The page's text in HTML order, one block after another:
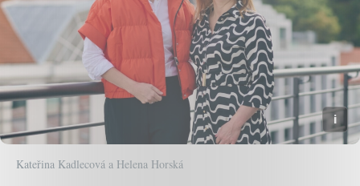
Kateřina Kadlecová a Helena Horská